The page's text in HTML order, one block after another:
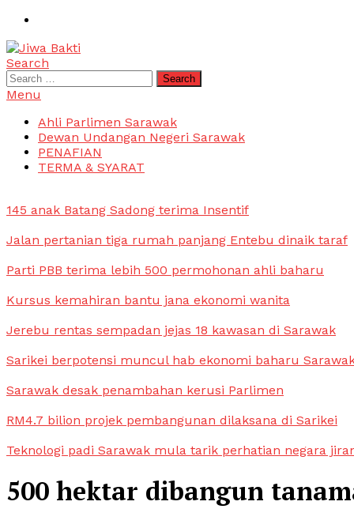
Skip
Content
Jiwa Bakti
Suara PBB Sarawak
Search
Search
for:
Menu
Ahli Parlimen Sarawak
Dewan Undangan Negeri Sarawak
PENAFIAN
TERMA & SYARAT
145 anak Batang Sadong terima Insentif
Jalan pertanian tiga rumah panjang Entebu dinaik taraf
Parti PBB terima lebih 500 permohonan ahli baharu
Kursus kemahiran bantu jana ekonomi wanita
Jerebu rentas sempadan jejas 18 kawasan di Sarawak
Sarikei berpotensi muncul hab ekonomi baharu
Sarawak desak penambahan kerusi Parlimen
RM4.7 bilion projek pembangunan dilaksana di Sarikei
Teknologi padi Sarawak mula tarik perhatian negara
500 hektar dibangun